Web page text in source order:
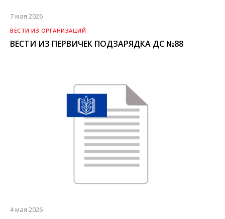
7 мая 2026
ВЕСТИ ИЗ ОРГАНИЗАЦИЙ
ВЕСТИ ИЗ ПЕРВИЧЕК ПОДЗАРЯДКА ДС №88
4 мая 2026